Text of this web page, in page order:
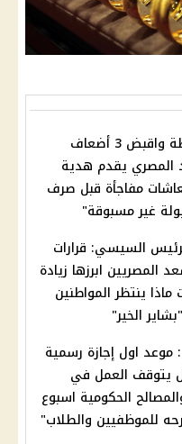
طيران علي البوسطة واقبض 3 أضعاف
المصري يقدم هدية
مفاجأة قبل صرف
غير مسبوقة"
السيسي: قرارات
المصريين ابرزها زيادة
ماذا ينتظر المواطنين
الخير"
: موعد اول إجازة رسمية
يتوقف العمل في
الحكومية اسبوع
للموظفيين والطلاب"